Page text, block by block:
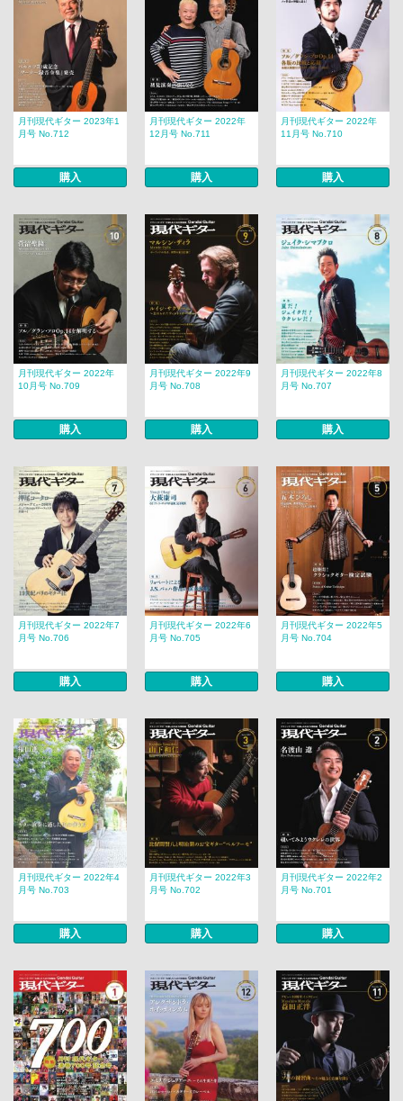
月刊現代ギター 2023年1
月号 No.712
購入
月刊現代ギター 2022年
12月号 No.711
購入
月刊現代ギター 2022年
11月号 No.710
購入
月刊現代ギター 2022年
10月号 No.709
購入
月刊現代ギター 2022年9
月号 No.708
購入
月刊現代ギター 2022年8
月号 No.707
購入
月刊現代ギター 2022年7
月号 No.706
購入
月刊現代ギター 2022年6
月号 No.705
購入
月刊現代ギター 2022年5
月号 No.704
購入
月刊現代ギター 2022年4
月号 No.703
購入
月刊現代ギター 2022年3
月号 No.702
購入
月刊現代ギター 2022年2
月号 No.701
購入